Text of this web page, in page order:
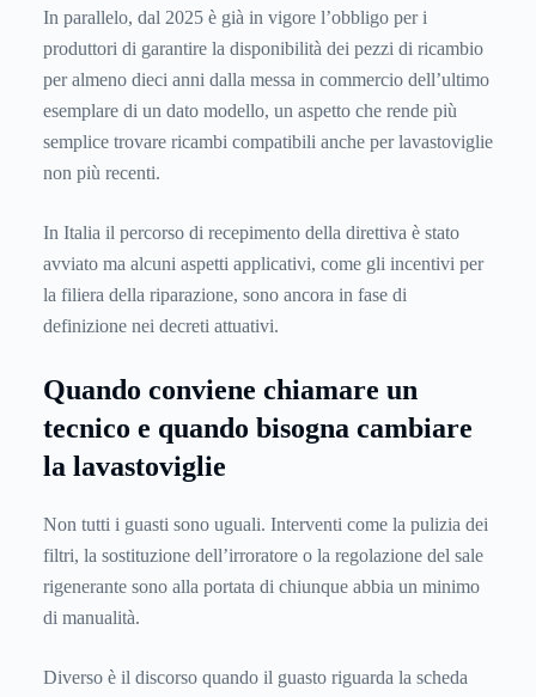
In parallelo, dal 2025 è già in vigore l’obbligo per i
produttori di garantire la disponibilità dei pezzi di ricambio
per almeno dieci anni dalla messa in commercio dell’ultimo
esemplare di un dato modello, un aspetto che rende più
semplice trovare ricambi compatibili anche per lavastoviglie
non più recenti.
In Italia il percorso di recepimento della direttiva è stato
avviato ma alcuni aspetti applicativi, come gli incentivi per
la filiera della riparazione, sono ancora in fase di
definizione nei decreti attuativi.
Quando conviene chiamare un
tecnico e quando bisogna cambiare
la lavastoviglie
Non tutti i guasti sono uguali. Interventi come la pulizia dei
filtri, la sostituzione dell’irroratore o la regolazione del sale
rigenerante sono alla portata di chiunque abbia un minimo
di manualità.
Diverso è il discorso quando il guasto riguarda la scheda